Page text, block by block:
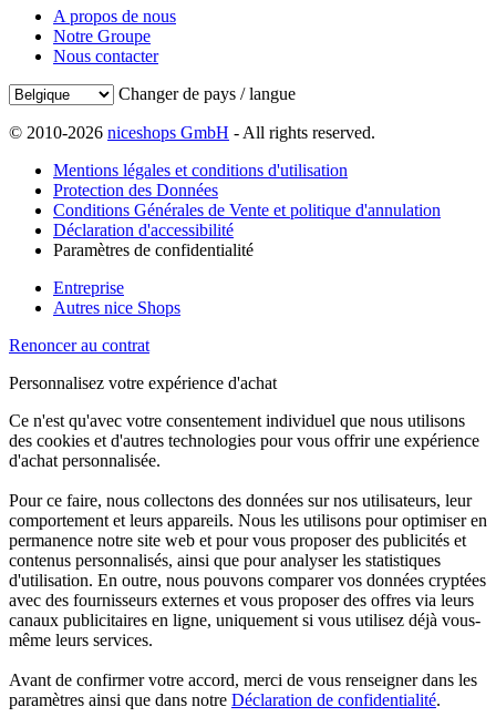
A propos de nous
Notre Groupe
Nous contacter
Changer de pays / langue
© 2010-2026 niceshops GmbH - All rights reserved.
Mentions légales et conditions d'utilisation
Protection des Données
Conditions Générales de Vente et politique d'annulation
Déclaration d'accessibilité
Paramètres de confidentialité
Entreprise
Autres nice Shops
Renoncer au contrat
Personnalisez votre expérience d'achat
Ce n'est qu'avec votre consentement individuel que nous utilisons
des cookies et d'autres technologies pour vous offrir une expérience
d'achat personnalisée.
Pour ce faire, nous collectons des données sur nos utilisateurs, leur
comportement et leurs appareils. Nous les utilisons pour optimiser en
permanence notre site web et pour vous proposer des publicités et
contenus personnalisés, ainsi que pour analyser les statistiques
d'utilisation. En outre, nous pouvons comparer vos données cryptées
avec des fournisseurs externes et vous proposer des offres via leurs
canaux publicitaires en ligne, uniquement si vous utilisez déjà vous-
même leurs services.
Avant de confirmer votre accord, merci de vous renseigner dans les
paramètres ainsi que dans notre Déclaration de confidentialité.